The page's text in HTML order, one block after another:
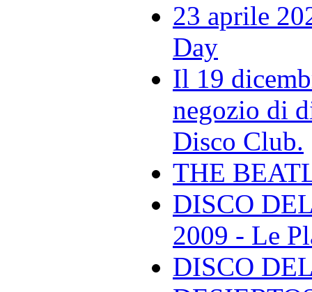
23 aprile
Day
Il 19
negozio di
Disco Club.
THE
DISCO
2009 - Le
DISCO